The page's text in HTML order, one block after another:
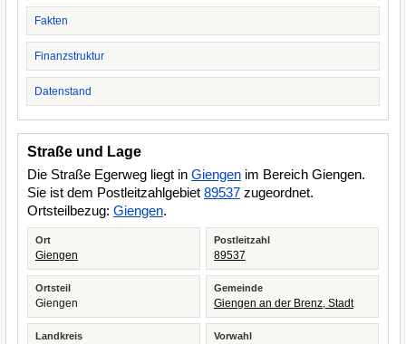
Fakten
Finanzstruktur
Datenstand
Straße und Lage
Die Straße Egerweg liegt in Giengen im Bereich Giengen.
Sie ist dem Postleitzahlgebiet 89537 zugeordnet.
Ortsteilbezug: Giengen.
Ort
Giengen
Postleitzahl
89537
Ortsteil
Giengen
Gemeinde
Giengen an der Brenz, Stadt
Landkreis Vorwahl